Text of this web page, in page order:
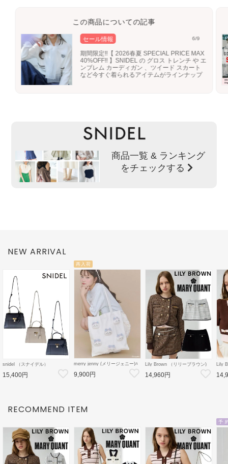
この商品についての記事
セール情報 6/9
期間限定!!【 2026春夏 SPECIAL PRICE MAX
40%OFF!! 】SNIDEL の グロス トレンチ や エ
ンブレム カーディガン 、ツイード スカート
など今すぐ着られるアイテムがラインナップ
商品一覧 & ランキング
をチェックする
NEW ARRIVAL
snidel （スナイデル）
スカーフパッドロックバッグ 26
秋冬【SWGB264637】ハンド・
ショルダーバッグ
15,400円
再入荷
merry jenny (メリージェニー)ﾊ
【2826419012】トートバッグ
【ちいかわコラボ】
9,900円
Lily Brown （リリーブラウン)
【LB×MARY QUANT】ミニス
カート 26秋冬
【LWFS264101】フレアスカー
14,960円
Lily
カー
【
RECOMMEND ITEM
予